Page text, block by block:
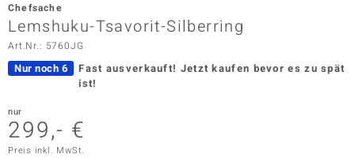
Vogue
Chefsache
Lemshuku-Tsavorit-Silberring
Art.Nr.: 5760JG
Nur noch 6 Fast ausverkauft! Jetzt kaufen bevor es zu spät
ist!
nur
299,- €
Preis inkl. MwSt.